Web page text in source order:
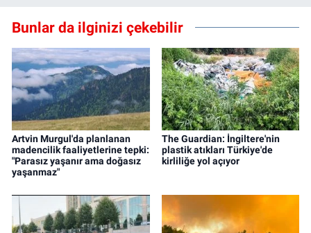
Bunlar da ilginizi çekebilir
Artvin Murgul'da planlanan
madencilik faaliyetlerine tepki:
"Parasız yaşanır ama doğasız
yaşanmaz"
The Guardian: İngiltere'nin
plastik atıkları Türkiye'de
kirliliğe yol açıyor